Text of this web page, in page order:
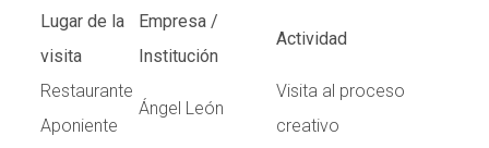
Lugar de la
visita
Empresa /
Institución
Actividad
Restaurante
Aponiente
Ángel León
Visita al proceso
creativo